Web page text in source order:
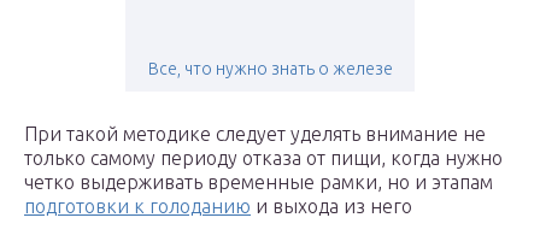
Все, что нужно знать о железе
При такой методике следует уделять внимание не
только самому периоду отказа от пищи, когда нужно
четко выдерживать временные рамки, но и этапам
подготовки к голоданию и выхода из него